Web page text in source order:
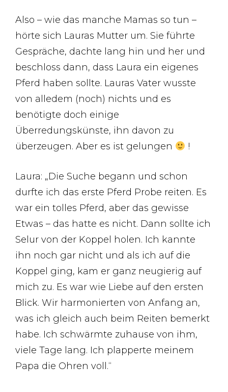
Also – wie das manche Mamas so tun –
hörte sich Lauras Mutter um. Sie führte
Gespräche, dachte lang hin und her und
beschloss dann, dass Laura ein eigenes
Pferd haben sollte. Lauras Vater wusste
von alledem (noch) nichts und es
benötigte doch einige
Überredungskünste, ihn davon zu
überzeugen. Aber es ist gelungen
!
Laura: „Die Suche begann und schon
durfte ich das erste Pferd Probe reiten. Es
war ein tolles Pferd, aber das gewisse
Etwas – das hatte es nicht. Dann sollte ich
Selur von der Koppel holen. Ich kannte
ihn noch gar nicht und als ich auf die
Koppel ging, kam er ganz neugierig auf
mich zu. Es war wie Liebe auf den ersten
Blick. Wir harmonierten von Anfang an,
was ich gleich auch beim Reiten bemerkt
habe. Ich schwärmte zuhause von ihm,
viele Tage lang. Ich plapperte meinem
Papa die Ohren voll.“